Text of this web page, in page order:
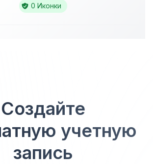
0 Иконки
Создайте
учетную
запись